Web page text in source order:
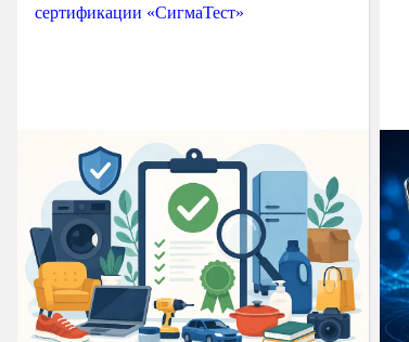
сертификации «СигмаТест»